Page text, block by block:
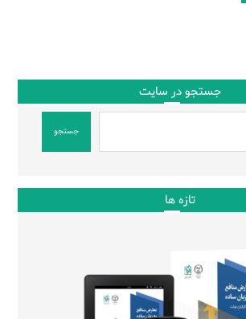
جستجو در سایت
جستجو
تازه ها